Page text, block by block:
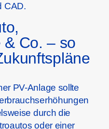
CAD.
Co. – so
PV-Anlage sollte
durch die
oder einer